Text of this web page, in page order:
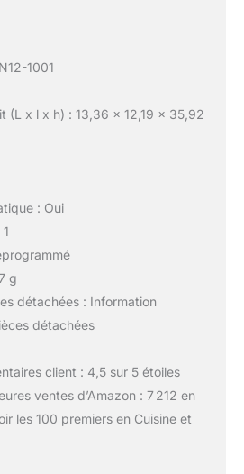
1001
(L x l x h) : 13,36 x 12,19 x 35,92
: Oui
g
détachées : Information
détachées
client : 4,5 sur 5 étoiles
ventes d’Amazon : 7 212 en
les 100 premiers en Cuisine et